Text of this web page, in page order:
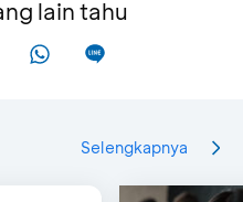
lain tahu
Selengkapnya